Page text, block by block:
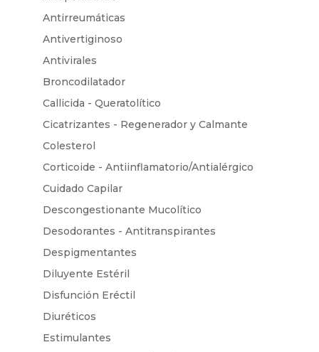
Antirreumáticas
Antivertiginoso
Antivirales
Broncodilatador
Callicida - Queratolítico
Cicatrizantes - Regenerador y Calmante
Colesterol
Corticoide - Antiinflamatorio/Antialérgico
Cuidado Capilar
Descongestionante Mucolítico
Desodorantes - Antitranspirantes
Despigmentantes
Diluyente Estéril
Disfunción Eréctil
Diuréticos
Estimulantes